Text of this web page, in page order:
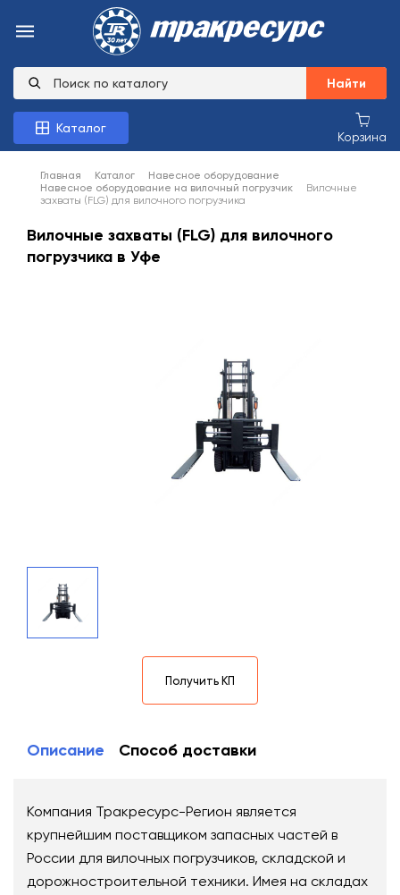
Найти
Каталог
Корзина
Главная Каталог
Навесное оборудование
Навесное оборудование на вилочный погрузчик
Вилочные
захваты (FLG) для вилочного погрузчика
Вилочные захваты (FLG) для вилочного
погрузчика в Уфе
Получить КП
Описание Способ доставки
Компания Тракресурс-Регион является
крупнейшим поставщиком запасных частей в
России для вилочных погрузчиков, складской и
дорожностроительной техники. Имея на складах